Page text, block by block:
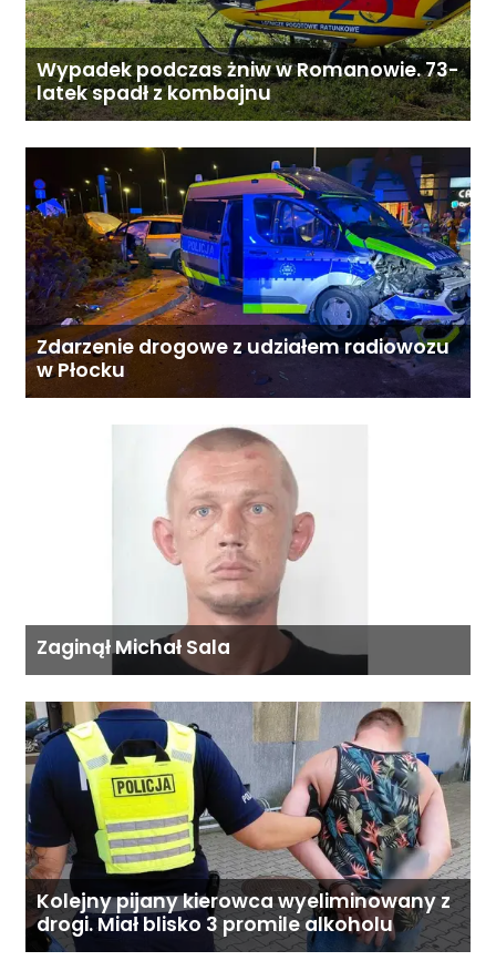
Wypadek podczas żniw w Romanowie. 73-
latek spadł z kombajnu
Zdarzenie drogowe z udziałem radiowozu
w Płocku
Zaginął Michał Sala
Kolejny pijany kierowca wyeliminowany z
drogi. Miał blisko 3 promile alkoholu